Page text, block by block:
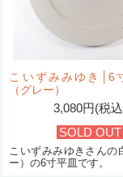
こいずみみゆき│6
（グレー）
3,080円(税
SOLD OUT
こいずみみゆきさんの
ー）の6寸平皿です。